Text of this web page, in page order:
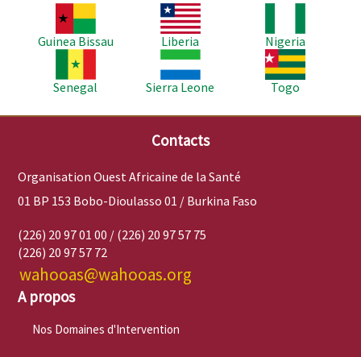
Image
Guinea Bissau
Image
Liberia
Nigeria
Senegal
Image
Sierra Leone
Image
Togo
Contacts
Organisation Ouest Africaine de la Santé
01 BP 153 Bobo-Dioulasso 01 / Burkina Faso
(226) 20 97 01 00 / (226) 20 97 57 75
(226) 20 97 57 72
wahooas@wahooas.org
A propos
Nos Domaines d'Intervention